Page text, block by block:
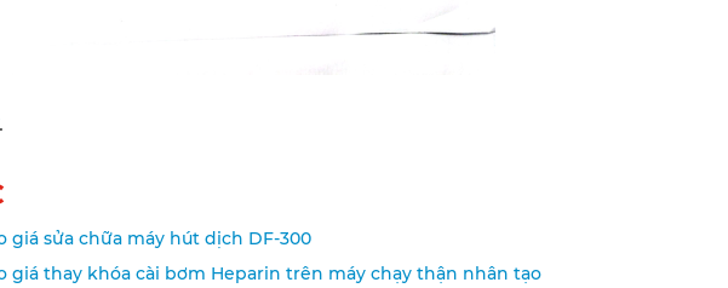
.
giá sửa chữa máy hút dịch DF-300
giá thay khóa cài bơm Heparin trên máy chạy thận nhân tạo